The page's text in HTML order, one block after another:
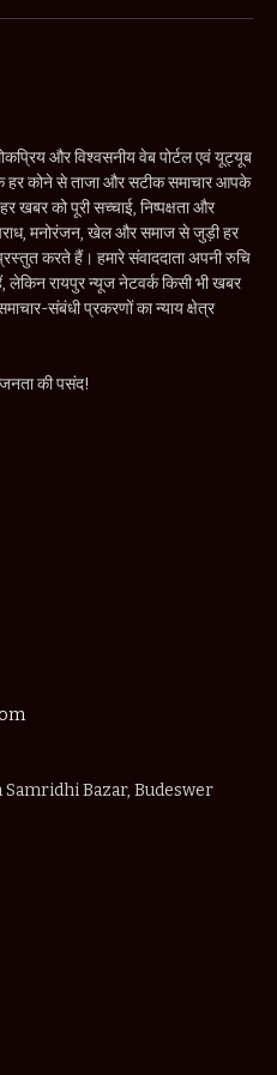
और विश्वसनीय वेब पोर्टल एवं यूट्यूब
कोने से ताजा और सटीक समाचार आपके
खबर को पूरी सच्चाई, निष्पक्षता और
मनोरंजन, खेल और समाज से जुड़ी हर
करते हैं। हमारे संवाददाता अपनी रुचि
रायपुर न्यूज नेटवर्क किसी भी खबर
संबंधी प्रकरणों का न्याय क्षेत्र
की पसंद!
Samridhi Bazar, Budeswer